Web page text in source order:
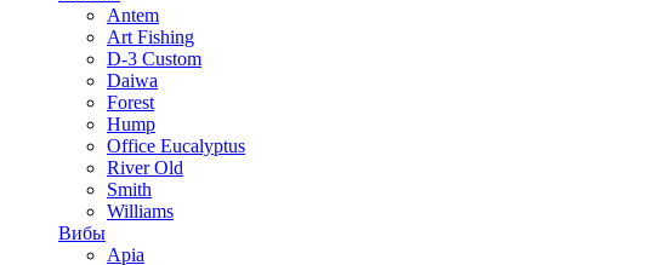
Antem
Art Fishing
D-3 Custom
Daiwa
Forest
Hump
Office Eucalyptus
River Old
Smith
Williams
Вибы
Apia